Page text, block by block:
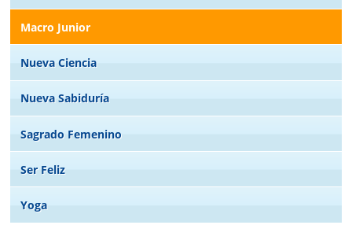
Macro Junior
Nueva Ciencia
Nueva Sabiduría
Sagrado Femenino
Ser Feliz
Yoga